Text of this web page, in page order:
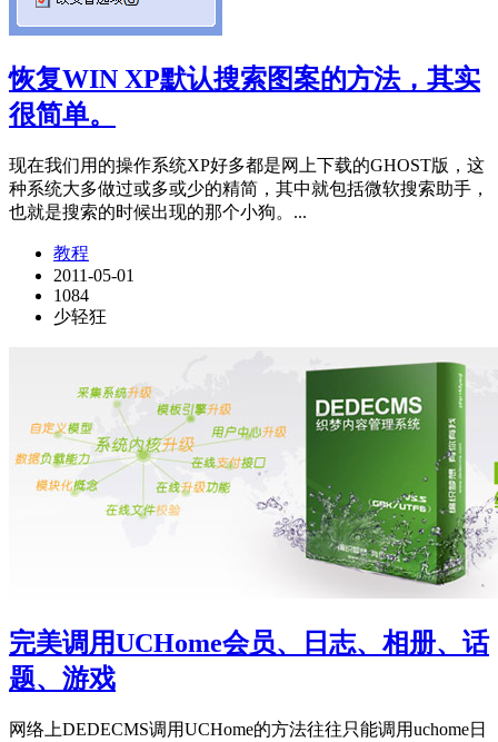
恢复WIN XP默认搜索图案的方法，其实
很简单。
现在我们用的操作系统XP好多都是网上下载的GHOST版，这
种系统大多做过或多或少的精简，其中就包括微软搜索助手，
也就是搜索的时候出现的那个小狗。...
教程
2011-05-01
1084
少轻狂
完美调用UCHome会员、日志、相册、话
题、游戏
网络上DEDECMS调用UCHome的方法往往只能调用uchome日